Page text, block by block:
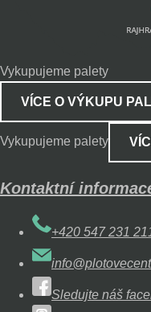
Vykupujeme palety
VÍCE O VÝKUPU
Vykupujeme palety
Kontaktní
+420 547 231
Sledujte náš